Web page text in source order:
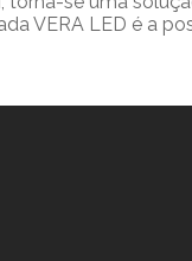
VERA LED é a